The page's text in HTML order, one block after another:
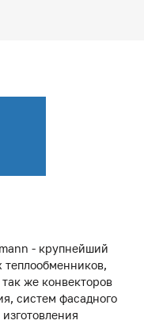
- крупнейший
же конвекторов
систем фасадного